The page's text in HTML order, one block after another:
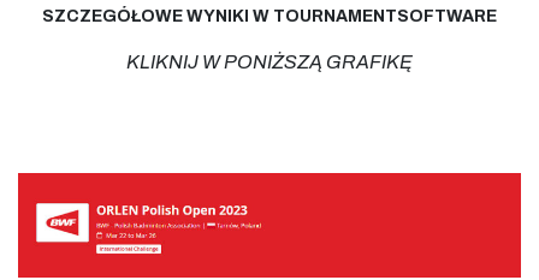
SZCZEGÓŁOWE WYNIKI W TOURNAMENTSOFTWARE
KLIKNIJ W PONIŻSZĄ GRAFIKĘ